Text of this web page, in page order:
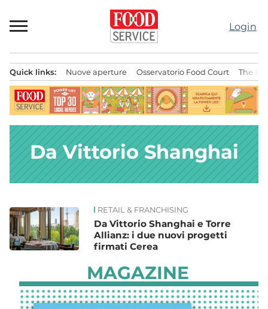
al
contenuto
Login
principale
Quick links: Nuove aperture Osservatorio Food Court The
Da Vittorio Shanghai
News RETAIL & FRANCHISING
Da Vittorio Shanghai e Torre
Allianz: i due nuovi progetti
firmati Cerea
MAGAZINE